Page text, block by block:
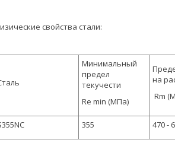
свойства стали:
Минимальный
предел
текучести
Re min (МПа)
на
Rm
355 470 -